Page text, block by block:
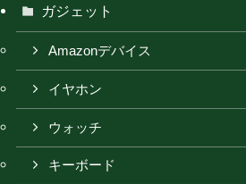
ガジェット
Amazonデバイス
イヤホン
ウォッチ
キーボード